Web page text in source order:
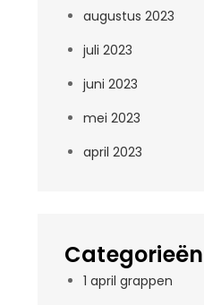
augustus 2023
juli 2023
juni 2023
mei 2023
april 2023
Categorieën
1 april grappen